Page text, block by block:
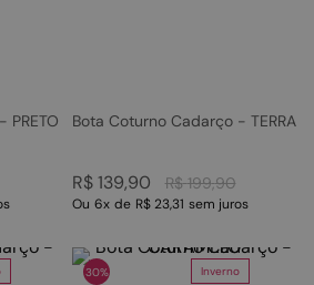
Bota Coturno Cadarço - TERRA
R$ 199,90
R$139,90
Ou 6x de R$ 23,31 sem juros
Inverno
30%